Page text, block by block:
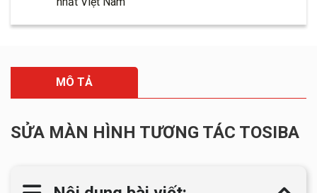
MÔ TẢ
SỬA MÀN HÌNH TƯƠNG TÁC TOSIBA